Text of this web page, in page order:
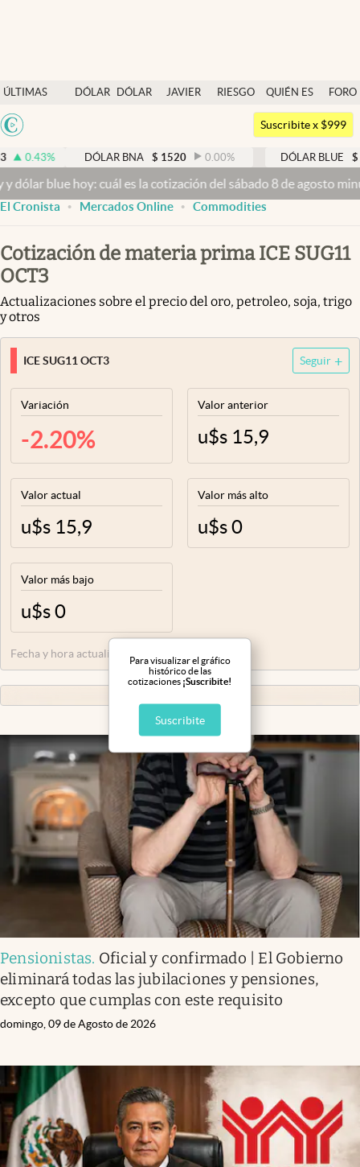
ÚLTIMAS
NOTICIAS
DÓLAR
DÓLAR
JAVIER
RIESGO
QUIÉN ES
QUIÉN
FORO
Argentina
México
Dólar
Economía y Política
Finanzas y Mercados
Negocios
Columnistas
Otras secciones
Apertura
Clase
Mundial 2026
Eventos Corporativos
El Cronista Studio
abre en nueva pestaña
Suscribite x $999
% DÓLAR BNA $ 1520 0.00% DÓLAR BLUE $ 1525
blue hoy: cuál es la cotización del sábado 8 de agosto minuto a
El Cronista Mercados Online Commodities
Cotización de materia prima ICE SUG11
OCT3
Actualizaciones sobre el precio del oro, petroleo, soja, trigo
y otros
ICE SUG11 OCT3 Seguir
Variación
-2.20%
Valor anterior
u$s 15,9
Valor actual
u$s 15,9
Valor más alto
u$s0
Valor más bajo
u$s0
Fecha y hora actualización:Para visualizar el gráfico
histórico de las
cotizaciones ¡Suscribite!
Suscribite
Pensionistas. Oficial y confirmado | El Gobierno
eliminará todas las jubilaciones y pensiones,
excepto que cumplas con este requisito
domingo, 09 de Agosto de 2026